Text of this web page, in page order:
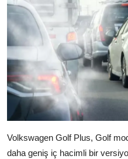
Volkswagen Golf Plus, Golf
daha geniş iç hacimli bir